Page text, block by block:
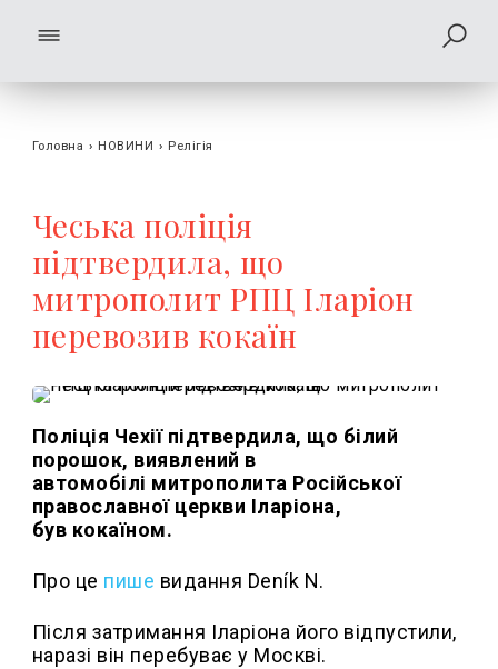
Головна › НОВИНИ › Релігія
Чеська поліція
підтвердила, що
митрополит РПЦ Іларіон
перевозив кокаїн
Поліція Чехії підтвердила, що білий
порошок, виявлений в
автомобілі митрополита Російської
православної церкви Іларіона,
був кокаїном.
Про це пише видання Deník N.
Після затримання Іларіона його відпустили,
наразі він перебуває у Москві.